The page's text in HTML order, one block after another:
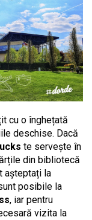
cu o înghețată
deschise. Dacă
te servește în
din bibliotecă
așteptați la
posibile la
, iar pentru
vizita la